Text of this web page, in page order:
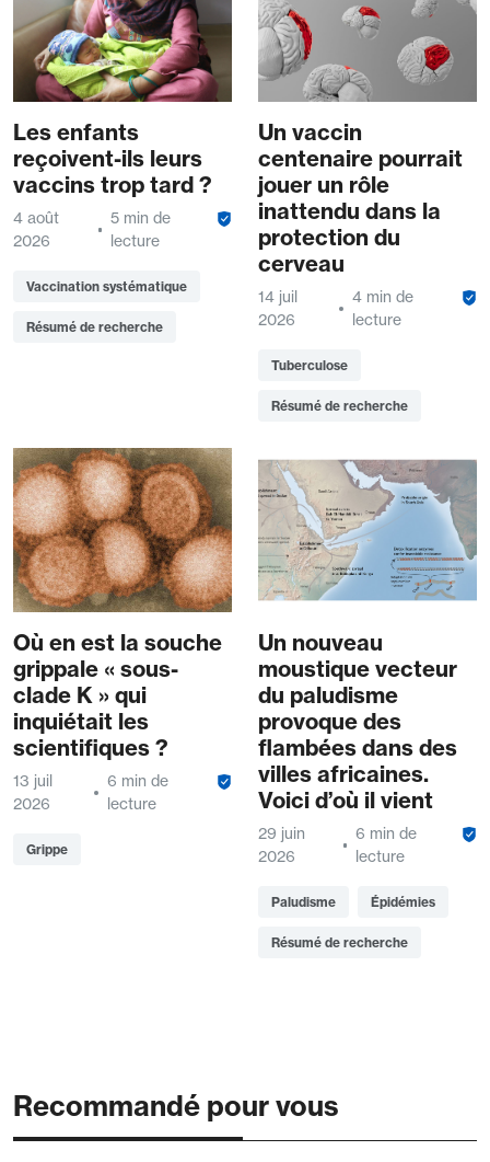
Les enfants
reçoivent-ils leurs
vaccins trop tard ?
4 août
2026
5 min de
lecture
Vaccination systématique
Résumé de recherche
Un vaccin
centenaire pourrait
jouer un rôle
inattendu dans la
protection du
cerveau
14 juil
2026
4 min de
lecture
Tuberculose
Résumé de recherche
Où en est la souche
grippale « sous-
clade K » qui
inquiétait les
scientifiques ?
13 juil
2026
6 min de
lecture
Grippe
Un nouveau
moustique vecteur
du paludisme
provoque des
flambées dans des
villes africaines.
Voici d’où il vient
29 juin
2026
6 min de
lecture
Paludisme Épidémies
Résumé de recherche
Recommandé pour vous